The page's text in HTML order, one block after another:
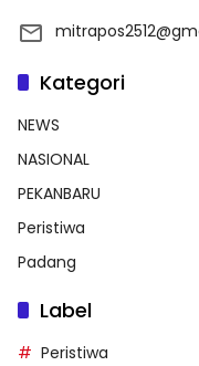
Kategori
NEWS
NASIONAL
PEKANBARU
Peristiwa
Padang
Label
Peristiwa